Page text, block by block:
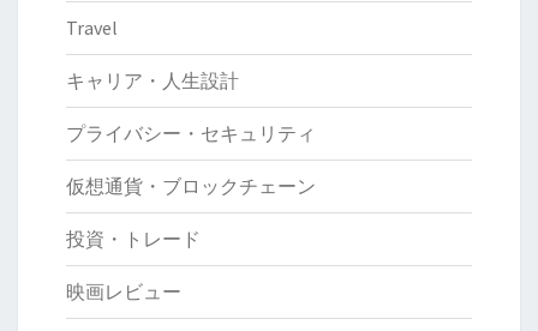
Travel
キャリア・人生設計
プライバシー・セキュリティ
仮想通貨・ブロックチェーン
投資・トレード
映画レビュー